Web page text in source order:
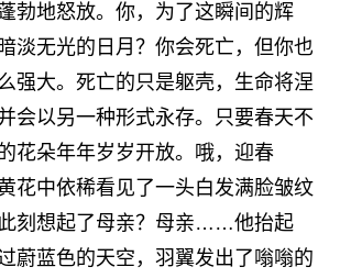
勃地怒放。你，为了这瞬间的辉
淡无光的日月？你会死亡，但你也
强大。死亡的只是躯壳，生命将涅
会以另一种形式永存。只要春天不
花朵年年岁岁开放。哦，迎春
中依稀看见了一头白发满脸皱纹
刻想起了母亲？母亲……他抬起
蔚蓝色的天空，羽翼发出了嗡嗡的